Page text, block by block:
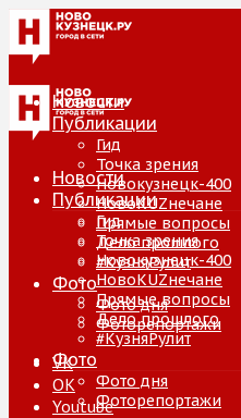
Новости
Публикации
Гид
Точка зрения
Новокузнецк-400
НовоKUZнечане
Прямые вопросы
Дело прошлого
#КузняРулит
Фото
Фото дня
Фоторепортажи
VK
ОК
Youtube
Новости
Публикации
Гид
Точка зрения
Новокузнецк-400
НовоKUZнечане
Прямые вопросы
Дело прошлого
#КузняРулит
Фото
Фото дня
Фоторепортажи